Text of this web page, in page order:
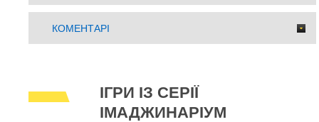
КОМЕНТАРІ
ІГРИ ІЗ СЕРІЇ
ІМАДЖИНАРІУМ